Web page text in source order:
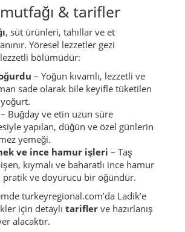
& tarifler
, süt ürünleri, tahıllar ve et
Yöresel lezzetler gezi
bölümüdür:
– Yoğun kıvamlı, lezzetli ve
sade olarak bile keyifle tüketilen
– Buğday ve etin uzun süre
yapılan, düğün ve özel günlerin
yemeği.
ve ince hamur işleri – Taş
kıymalı ve baharatlı ince hamur
pratik ve doyurucu bir öğündür.
turkeyregional.com’da Ladik’e
için detaylı tarifler ve hazırlanış
alacaktır.